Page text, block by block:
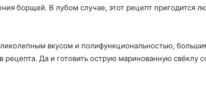
борщей. В лубом случае, этот рецепт пригодится
вкусом и полифункциональностью,
рецепта. Да и готовить острую маринованную свёклу